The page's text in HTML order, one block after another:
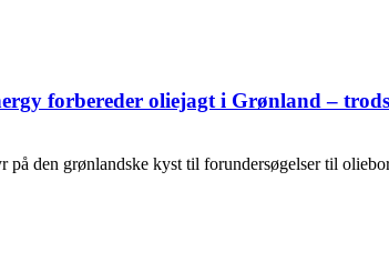
forbereder oliejagt i Grønland –
på den grønlandske kyst til forundersøgelser til